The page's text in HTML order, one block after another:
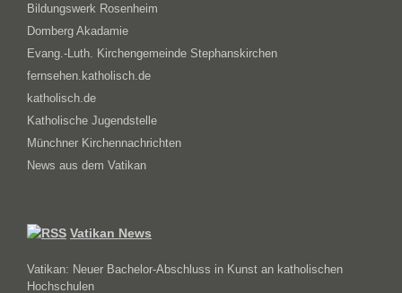
Bildungswerk Rosenheim
Domberg Akadamie
Evang.-Luth. Kirchengemeinde Stephanskirchen
fernsehen.katholisch.de
katholisch.de
Katholische Jugendstelle
Münchner Kirchennachrichten
News aus dem Vatikan
Vatikan News
Vatikan: Neuer Bachelor-Abschluss in Kunst an katholischen
Hochschulen